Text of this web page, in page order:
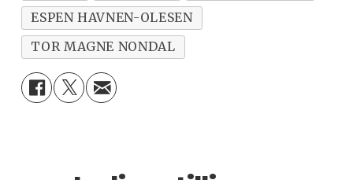
ESPEN HAVNEN-OLESEN
TOR MAGNE NONDAL